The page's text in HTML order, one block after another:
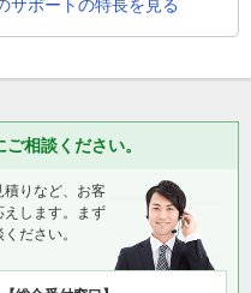
サポートの特長を見る
相談ください。
積りなど、お客
えします。まず
ださい。